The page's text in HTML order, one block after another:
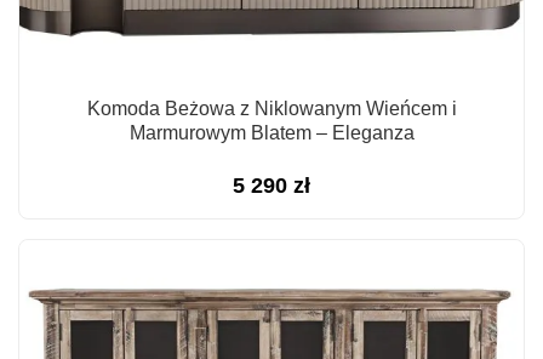
Komoda Beżowa z Niklowanym Wieńcem i
Marmurowym Blatem – Eleganza
5 290 zł